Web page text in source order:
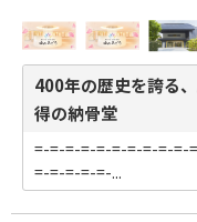
400年の歴史を誇る
得の納骨堂
=-=-=-=-=-=-=-=-=-=-
=-=-=-=-=-...